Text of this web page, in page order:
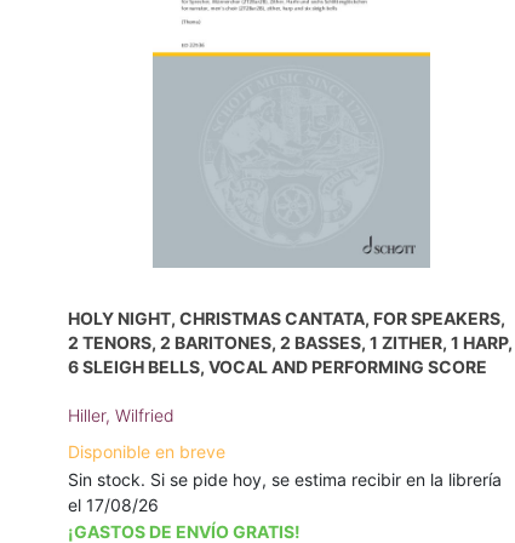
HOLY NIGHT, CHRISTMAS CANTATA, FOR SPEAKERS,
2 TENORS, 2 BARITONES, 2 BASSES, 1 ZITHER, 1 HARP,
6 SLEIGH BELLS, VOCAL AND PERFORMING SCORE
Hiller, Wilfried
Disponible en breve
Sin stock. Si se pide hoy, se estima recibir en la librería
el 17/08/26
¡GASTOS DE ENVÍO GRATIS!